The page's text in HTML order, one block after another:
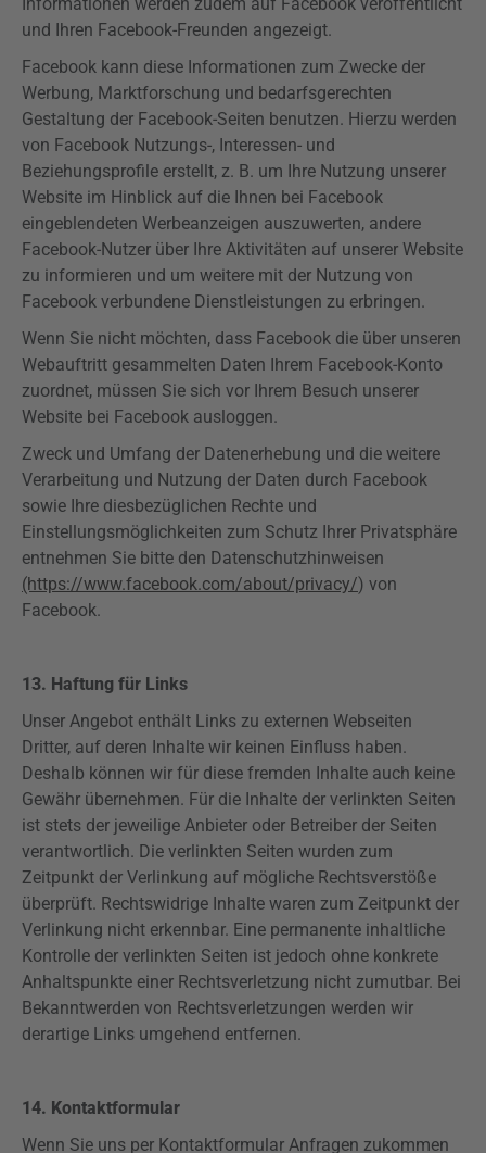
und Ihren Facebook-Freunden angezeigt.
Facebook kann diese Informationen zum Zwecke der
Werbung, Marktforschung und bedarfsgerechten
Gestaltung der Facebook-Seiten benutzen. Hierzu werden
von Facebook Nutzungs-, Interessen- und
Beziehungsprofile erstellt, z. B. um Ihre Nutzung unserer
Website im Hinblick auf die Ihnen bei Facebook
eingeblendeten Werbeanzeigen auszuwerten, andere
Facebook-Nutzer über Ihre Aktivitäten auf unserer Website
zu informieren und um weitere mit der Nutzung von
Facebook verbundene Dienstleistungen zu erbringen.
Wenn Sie nicht möchten, dass Facebook die über unseren
Webauftritt gesammelten Daten Ihrem Facebook-Konto
zuordnet, müssen Sie sich vor Ihrem Besuch unserer
Website bei Facebook ausloggen.
Zweck und Umfang der Datenerhebung und die weitere
Verarbeitung und Nutzung der Daten durch Facebook
sowie Ihre diesbezüglichen Rechte und
Einstellungsmöglichkeiten zum Schutz Ihrer Privatsphäre
entnehmen Sie bitte den Datenschutzhinweisen
(https://www.facebook.com/about/privacy/) von
Facebook.
13. Haftung für Links
Unser Angebot enthält Links zu externen Webseiten
Dritter, auf deren Inhalte wir keinen Einfluss haben.
Deshalb können wir für diese fremden Inhalte auch keine
Gewähr übernehmen. Für die Inhalte der verlinkten Seiten
ist stets der jeweilige Anbieter oder Betreiber der Seiten
verantwortlich. Die verlinkten Seiten wurden zum
Zeitpunkt der Verlinkung auf mögliche Rechtsverstöße
überprüft. Rechtswidrige Inhalte waren zum Zeitpunkt der
Verlinkung nicht erkennbar. Eine permanente inhaltliche
Kontrolle der verlinkten Seiten ist jedoch ohne konkrete
Anhaltspunkte einer Rechtsverletzung nicht zumutbar. Bei
Bekanntwerden von Rechtsverletzungen werden wir
derartige Links umgehend entfernen.
14. Kontaktformular
Wenn Sie uns per Kontaktformular Anfragen zukommen